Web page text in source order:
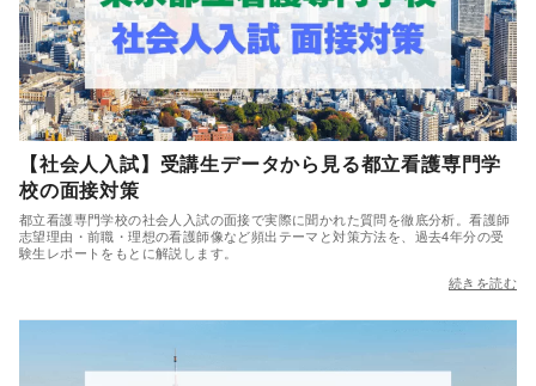
【社会人入試】受講生データから見る都立看護専門学
校の面接対策
都立看護専門学校の社会人入試の面接で実際に聞かれた質問を徹底分析。看護師
志望理由・前職・理想の看護師像など頻出テーマと対策方法を、過去4年分の受
験生レポートをもとに解説します。
続きを読む